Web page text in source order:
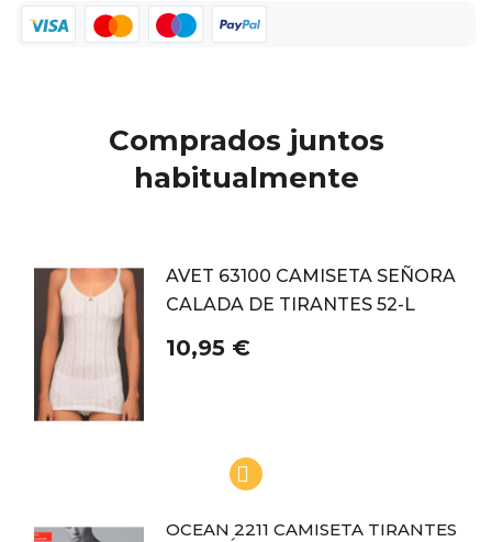
Comprados juntos
habitualmente
AVET 63100 CAMISETA SEÑORA
CALADA DE TIRANTES 52-L
10,95 €
OCEAN 2211 CAMISETA TIRANTES